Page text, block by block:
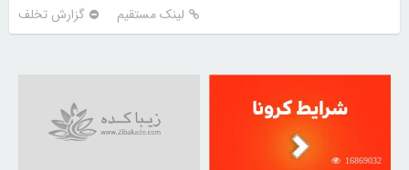
لینک مستقیم گزارش تخلف
16869032